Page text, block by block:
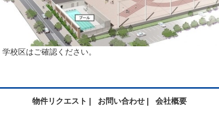
学校区はご確認ください。
物件リクエスト | お問い合わせ | 会社概要